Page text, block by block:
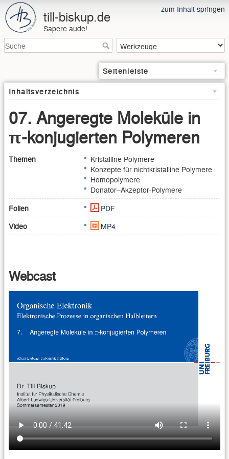
zum Inhalt springen
till-biskup.de
Sapere aude!
Seitenleiste
Inhaltsverzeichnis
07. Angeregte Moleküle in
π-konjugierten Polymeren
Themen
Kristalline Polymere
Konzepte für nichtkristalline Polymere
Homopolymere
Donator–Akzeptor-Polymere
Folien
PDF
Video
MP4
Webcast